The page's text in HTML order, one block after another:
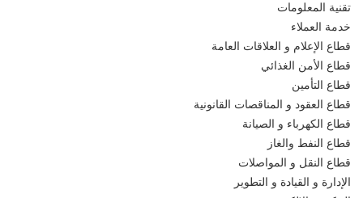
تقنية المعلومات
خدمة العملاء
قطاع الإعلام و العلاقات العامة
قطاع الأمن الغذائي
قطاع التأمين
قطاع العقود و المناقصات القانونية
قطاع الكهرباء و الصيانة
قطاع النفط والغاز
قطاع النقل و المواصلات
الإدارة و القيادة و التطوير